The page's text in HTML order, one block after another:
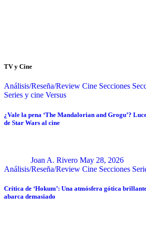
TV y Cine
Análisis/Reseña/Review Cine Secciones
Series y cine Versus
¿Vale la pena ‘The Mandalorian and Grogu’?
de Star Wars al cine
Joan A. Rivero May 28, 2026
Análisis/Reseña/Review Cine Secciones
Crítica de ‘Hokum’: Una atmósfera gótica
abarca demasiado